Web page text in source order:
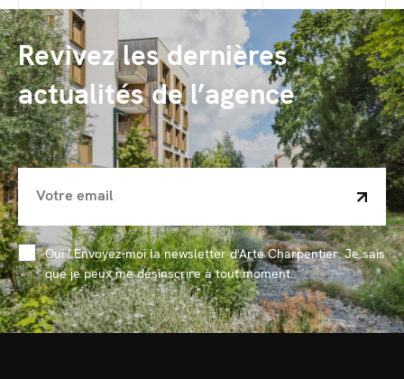
Revivez les dernières
actualités de l’agence
Oui ! Envoyez-moi la newsletter d'Arte Charpentier. Je sais
que je peux me désinscrire à tout moment.